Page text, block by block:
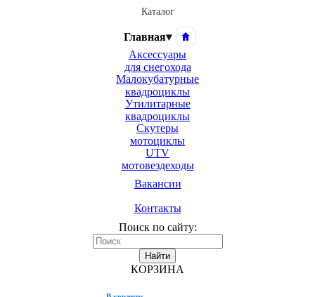
Каталог
Главная▾
Аксессуары
для снегохода
Малокубатурные
квадроциклы
Утилитарные
квадроциклы
Скутеры
мотоциклы
UTV
мотовездеходы
Вакансии
Контакты
Поиск по сайту:
Найти
КОРЗИНА